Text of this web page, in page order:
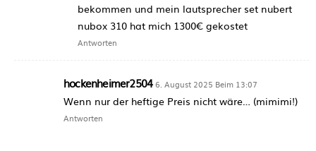
bekommen und mein lautsprecher set nubert
nubox 310 hat mich 1300€ gekostet
Antworten
hockenheimer2504 6. August 2025 Beim 13:07
Wenn nur der heftige Preis nicht wäre… (mimimi!)
Antworten